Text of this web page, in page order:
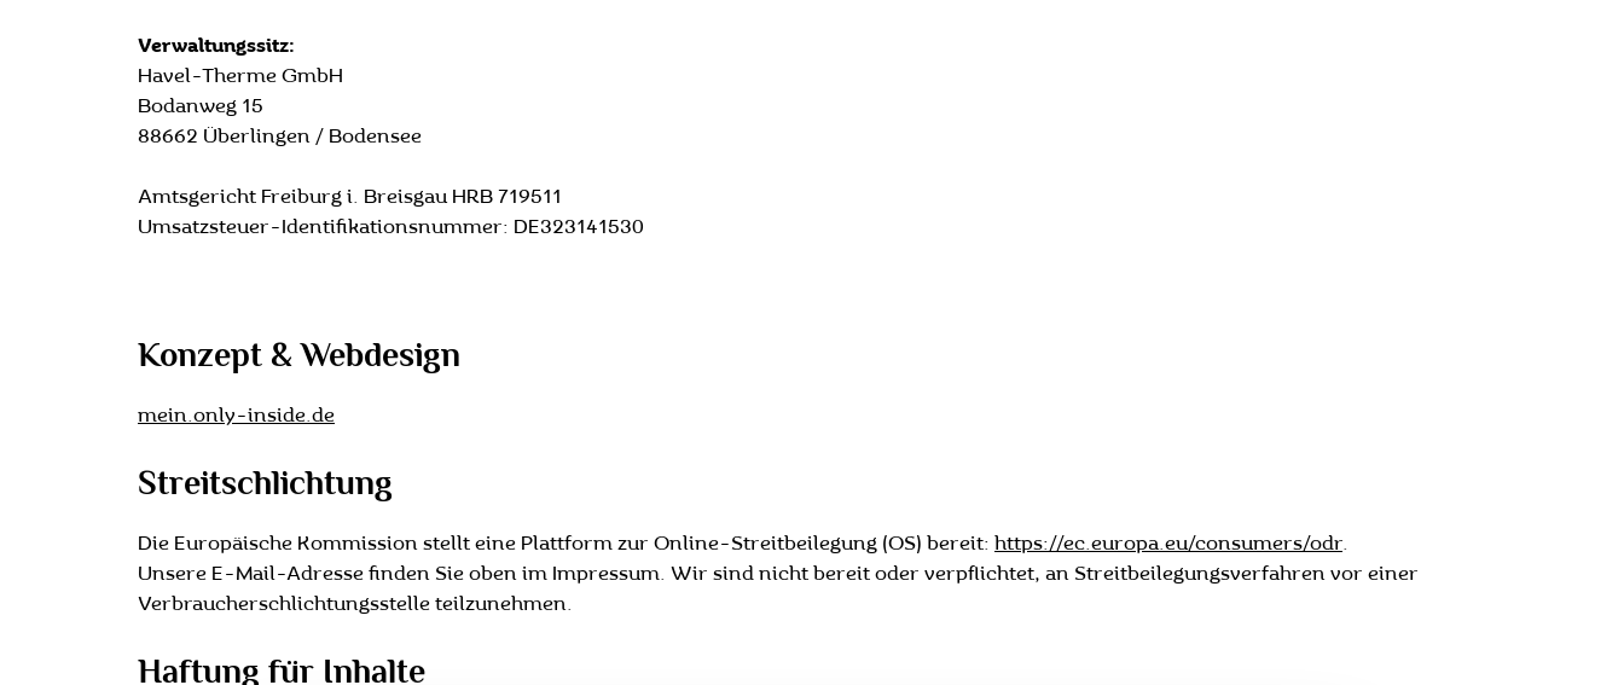
Verwaltungssitz:
Havel-Therme GmbH
Bodanweg 15
88662 Überlingen / Bodensee
Amtsgericht Freiburg i. Breisgau HRB 719511
Umsatzsteuer-Identifikationsnummer: DE323141530
Konzept & Webdesign
mein.only-inside.de
Streitschlichtung
Die Europäische Kommission stellt eine Plattform zur Online-Streitbeilegung (OS) bereit: https://ec.europa.eu/consumers/odr.
Unsere E-Mail-Adresse finden Sie oben im Impressum. Wir sind nicht bereit oder verpflichtet, an Streitbeilegungsverfahren vor einer
Verbraucherschlichtungsstelle teilzunehmen.
Haftung für Inhalte